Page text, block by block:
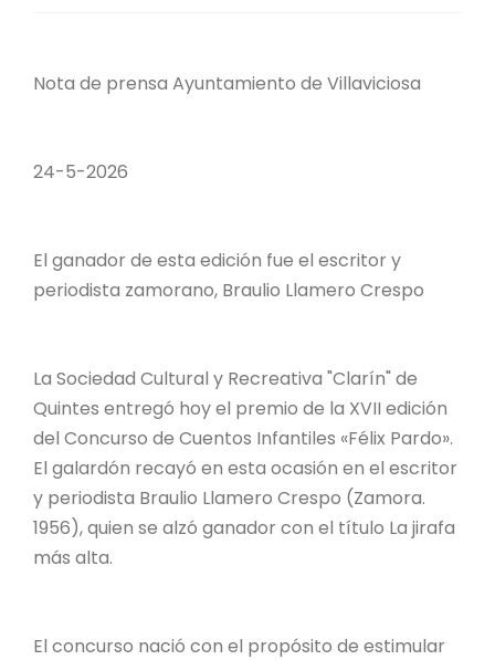
Nota de prensa Ayuntamiento de Villaviciosa
24-5-2026
El ganador de esta edición fue el escritor y
periodista zamorano, Braulio Llamero Crespo
La Sociedad Cultural y Recreativa "Clarín" de
Quintes entregó hoy el premio de la XVII edición
del Concurso de Cuentos Infantiles «Félix Pardo».
El galardón recayó en esta ocasión en el escritor
y periodista Braulio Llamero Crespo (Zamora.
1956), quien se alzó ganador con el título La jirafa
más alta.
El concurso nació con el propósito de estimular